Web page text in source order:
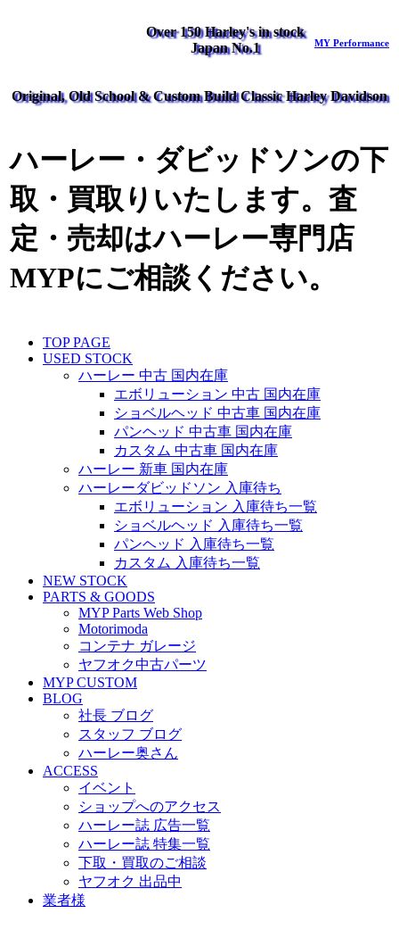
Over 150 Harley's in stock
Japan No.1
MY Performance
Original, Old School & Custom Build Classic Harley Davidson
ハーレー・ダビッドソンの下
取・買取りいたします。査
定・売却はハーレー専門店
MYPにご相談ください。
TOP PAGE
USED STOCK
ハーレー 中古 国内在庫
エボリューション 中古 国内在庫
ショベルヘッド 中古車 国内在庫
パンヘッド 中古車 国内在庫
カスタム 中古車 国内在庫
ハーレー 新車 国内在庫
ハーレーダビッドソン 入庫待ち
エボリューション 入庫待ち一覧
ショベルヘッド 入庫待ち一覧
パンヘッド 入庫待ち一覧
カスタム 入庫待ち一覧
NEW STOCK
PARTS & GOODS
MYP Parts Web Shop
Motorimoda
コンテナ ガレージ
ヤフオク中古パーツ
MYP CUSTOM
BLOG
社長 ブログ
スタッフ ブログ
ハーレー奥さん
ACCESS
イベント
ショップへのアクセス
ハーレー誌 広告一覧
ハーレー誌 特集一覧
下取・買取のご相談
ヤフオク 出品中
業者様